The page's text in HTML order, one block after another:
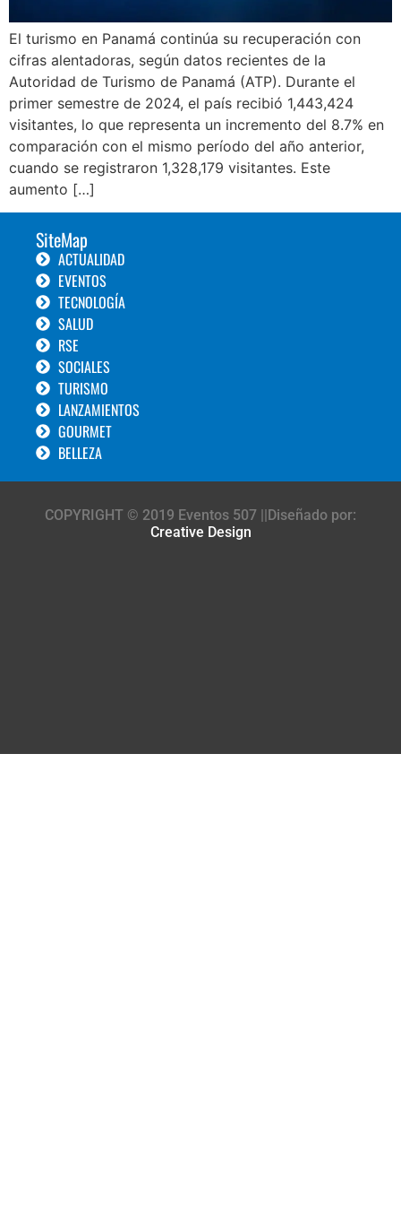
El turismo en Panamá continúa su recuperación con
cifras alentadoras, según datos recientes de la
Autoridad de Turismo de Panamá (ATP). Durante el
primer semestre de 2024, el país recibió 1,443,424
visitantes, lo que representa un incremento del 8.7% en
comparación con el mismo período del año anterior,
cuando se registraron 1,328,179 visitantes. Este
aumento […]
SiteMap
ACTUALIDAD
EVENTOS
TECNOLOGÍA
SALUD
RSE
SOCIALES
TURISMO
LANZAMIENTOS
GOURMET
BELLEZA
COPYRIGHT © 2019 Eventos 507 ||Diseñado por:
Creative Design